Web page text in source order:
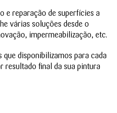
e reparação de superfícies a
várias soluções desde o
impermeabilização, etc.
disponibilizamos para cada
resultado final da sua pintura